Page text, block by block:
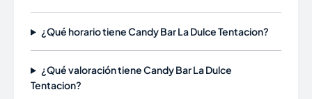
¿Qué horario tiene Candy Bar La Dulce Tentacion?
¿Qué valoración tiene Candy Bar La Dulce
Tentacion?